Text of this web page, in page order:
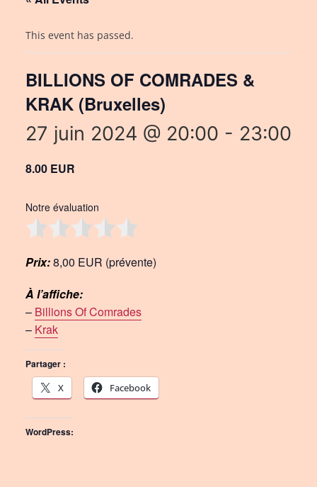
This event has passed.
BILLIONS OF COMRADES &
KRAK (Bruxelles)
27 juin 2024 @ 20:00 - 23:00
8.00 EUR
Notre évaluation
Prix:8,00 EUR (prévente)
À l’affiche:
– Billions Of Comrades
– Krak
Partager :
X
Facebook
WordPress: